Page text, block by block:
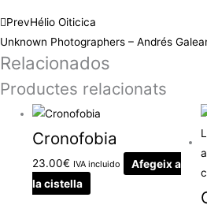
PrevHélio Oiticica
Unknown Photographers – Andrés
Relacionados
Productes relacionats
Cronofobia
23.00€ IVA incluido
Afegeix a
la cistella